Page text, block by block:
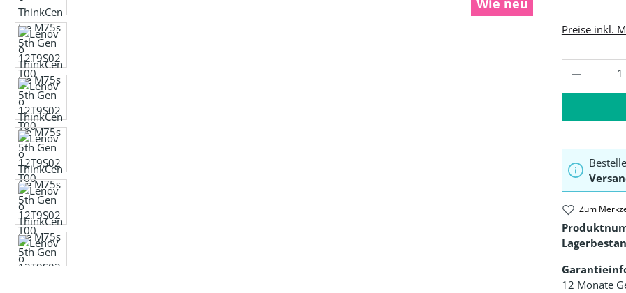
Wie neu
Preise inkl.
Zum
12 Monate